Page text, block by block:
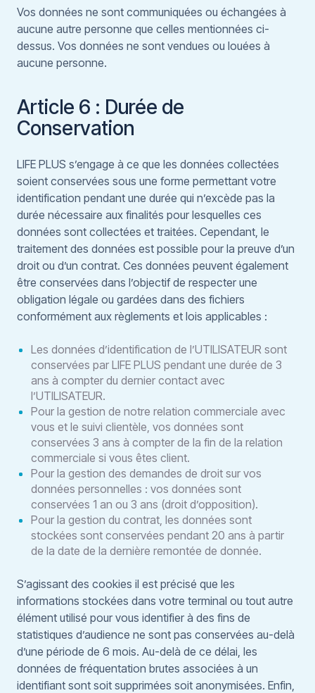
Vos données ne sont communiquées ou échangées à
aucune autre personne que celles mentionnées ci-
dessus. Vos données ne sont vendues ou louées à
aucune personne.
Article 6 : Durée de
Conservation
LIFE PLUS s’engage à ce que les données collectées
soient conservées sous une forme permettant votre
identification pendant une durée qui n’excède pas la
durée nécessaire aux finalités pour lesquelles ces
données sont collectées et traitées. Cependant, le
traitement des données est possible pour la preuve d’un
droit ou d’un contrat. Ces données peuvent également
être conservées dans l’objectif de respecter une
obligation légale ou gardées dans des fichiers
conformément aux règlements et lois applicables :
Les données d’identification de l’UTILISATEUR sont
conservées par LIFE PLUS pendant une durée de 3
ans à compter du dernier contact avec
l’UTILISATEUR.
Pour la gestion de notre relation commerciale avec
vous et le suivi clientèle, vos données sont
conservées 3 ans à compter de la fin de la relation
commerciale si vous êtes client.
Pour la gestion des demandes de droit sur vos
données personnelles : vos données sont
conservées 1 an ou 3 ans (droit d’opposition).
Pour la gestion du contrat, les données sont
stockées sont conservées pendant 20 ans à partir
de la date de la dernière remontée de donnée.
S’agissant des cookies il est précisé que les
informations stockées dans votre terminal ou tout autre
élément utilisé pour vous identifier à des fins de
statistiques d’audience ne sont pas conservées au-delà
d’une période de 6 mois. Au-delà de ce délai, les
données de fréquentation brutes associées à un
identifiant sont soit supprimées soit anonymisées. Enfin,